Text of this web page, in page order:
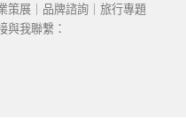
策展｜品牌諮詢｜旅行專題
與我聯繫：